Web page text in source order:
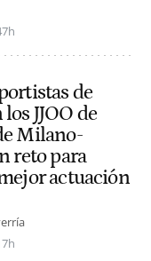
de
JJOO de
Milano-
reto para
actuación